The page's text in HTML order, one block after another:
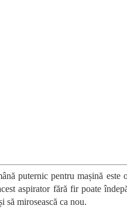
puternic pentru mașină este
aspirator fără fir poate
mirosească ca nou.